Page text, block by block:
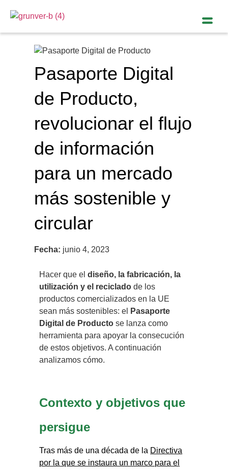
Pasaporte Digital
de Producto,
revolucionar el flujo
de información
para un mercado
más sostenible y
circular
Fecha: junio 4, 2023
Hacer que eldiseño, la fabricación, la
utilización y el reciclado de los
productos comercializados en la UE
sean más sostenibles: el
Pasaporte
Digital de Producto se lanza como
herramienta para apoyar la consecución
de estos objetivos. A continuación
analizamos cómo.
Contexto y objetivos que
persigue
Tras más de una década de la Directiva
por la que se instaura un marco para el